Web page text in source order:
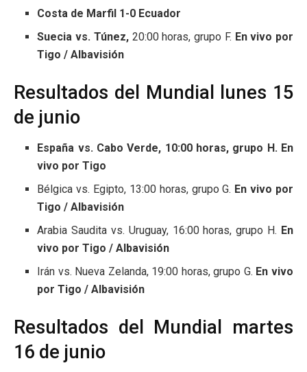
Costa de Marfil 1-0 Ecuador
Suecia vs. Túnez,20:00 horas, grupo F. En vivo por
Tigo / Albavisión
Resultados del Mundial lunes 15
de junio
España vs. Cabo Verde, 10:00 horas, grupo H. En
vivo por Tigo
Bélgica vs. Egipto, 13:00 horas, grupo G. En vivo por
Tigo / Albavisión
Arabia Saudita vs. Uruguay, 16:00 horas, grupo H. En
vivo por Tigo / Albavisión
Irán vs. Nueva Zelanda, 19:00 horas, grupo G. En vivo
por Tigo / Albavisión
Resultados del Mundial martes
16 de junio